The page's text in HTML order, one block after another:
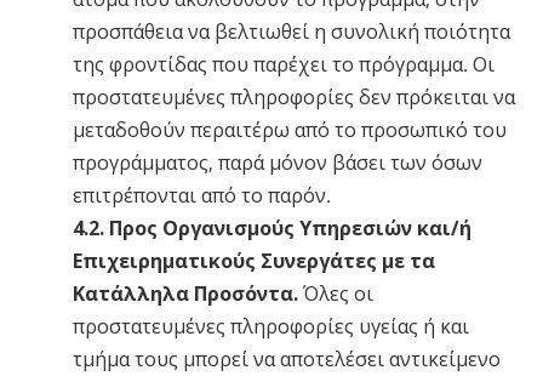
προσπάθεια να βελτιωθεί η συνολική ποιότητα
της φροντίδας που παρέχει το πρόγραμμα. Οι
προστατευμένες πληροφορίες δεν πρόκειται να
μεταδοθούν περαιτέρω από το προσωπικό του
προγράμματος, παρά μόνον βάσει των όσων
επιτρέπονται από το παρόν.
4.2. Προς Οργανισμούς Υπηρεσιών και/ή
Επιχειρηματικούς Συνεργάτες με τα
Κατάλληλα Προσόντα.Όλες οι
προστατευμένες πληροφορίες υγείας ή και
τμήμα τους μπορεί να αποτελέσει αντικείμενο